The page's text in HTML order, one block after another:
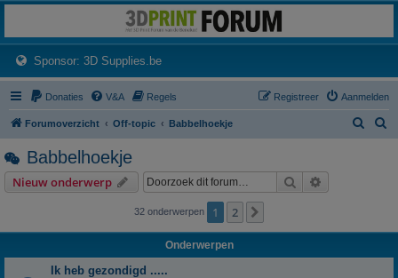
Het 3D print forum van de Benelux na de sluiting van 3dprintforum.nl
Sponsor: 3D Supplies.be(Opens a new tab)
Donaties V&A Regels Aanmelden
Registreer
Forumoverzicht Off-topic Babbelhoekje
Babbelhoekje
Nieuw onderwerp Zoek
32 onderwerpen 1 2
Onderwerpen
Ik heb gezondigd .....